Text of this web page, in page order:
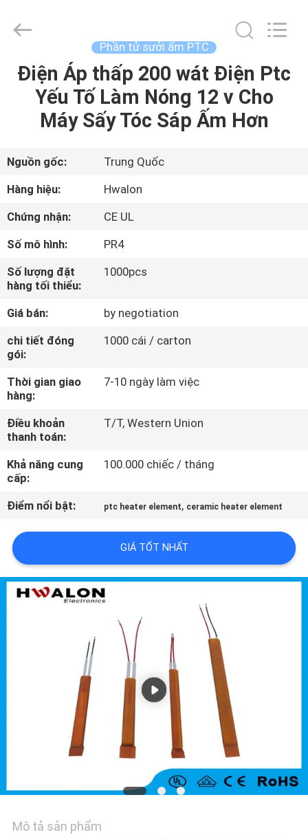
TRANG
CHỦ
SẢN
PHẨM
CHÚNG
TÔI
THAM
QUAN
MÁY
KIỂM
SOÁT
CHẤT
LƯỢNG
LIÊN
HỆ
VỚI
BÁO
GIÁ
Electronic
Rights
Reserved.
Phần tử sưởi ấm PTC
Điện Áp thấp 200 wát Điện Ptc
Yếu Tố Làm Nóng 12 v Cho
Máy Sấy Tóc Sáp Ấm Hơn
Nguồn gốc:
Trung Quốc
Hàng hiệu:
Hwalon
Chứng nhận:
CE UL
Số mô hình:
PR4
Số lượng đặt
hàng tối thiểu:
1000pcs
Giá bán:
by negotiation
chi tiết đóng
gói:
1000 cái / carton
Thời gian giao
hàng:
7-10 ngày làm việc
Điều khoản
thanh toán:
T/T, Western Union
Khả năng cung
cấp:
100.000 chiếc / tháng
Điểm nổi bật: ptc heater element, ceramic heater element
GIÁ TỐT NHẤT
Mô tả sản phẩm